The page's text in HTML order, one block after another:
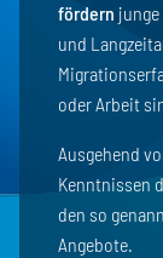
fördern
und
oder Arbeit
Ausgehend
Kenntnissen
den so
Angebote.